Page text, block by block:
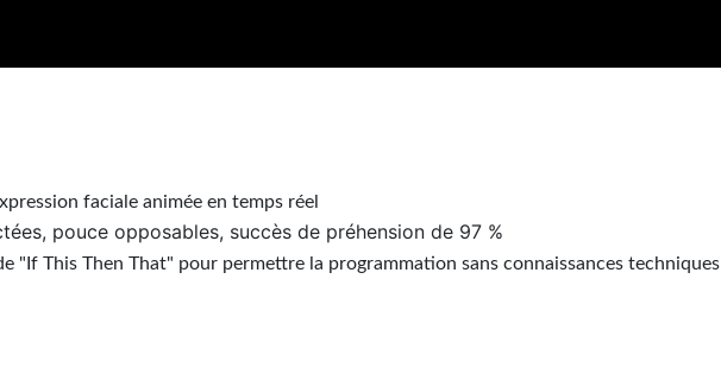
faciale animée en temps réel
pouce opposables, succès de préhension de 97 %
"If This Then That" pour permettre la programmation sans connaissances techniques